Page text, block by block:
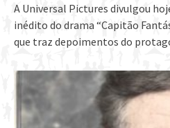
A Universal Pictures divulgou
inédito do drama “Capitão
que traz depoimentos do